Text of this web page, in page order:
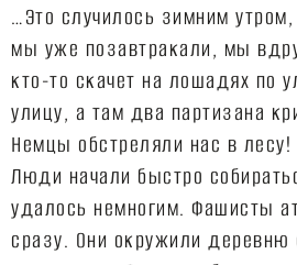
…Это случилось зимним
мы уже позавтракали, мы
кто-то скачет на лошадях по
улицу, а там два партизана
Немцы обстреляли нас в
Люди начали быстро
удалось немногим. Фашисты
сразу. Они окружили деревню